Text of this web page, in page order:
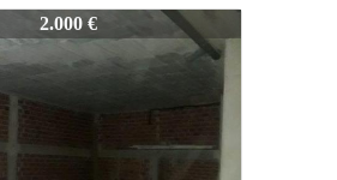
4.000 €